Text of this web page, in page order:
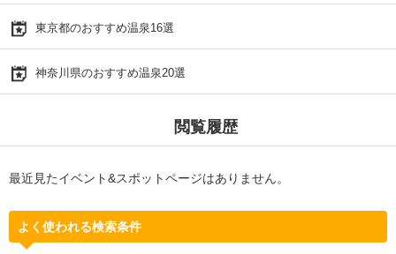
東京都のおすすめ温泉16選
神奈川県のおすすめ温泉20選
閲覧履歴
最近見たイベント&スポットページはありません。
よく使われる検索条件